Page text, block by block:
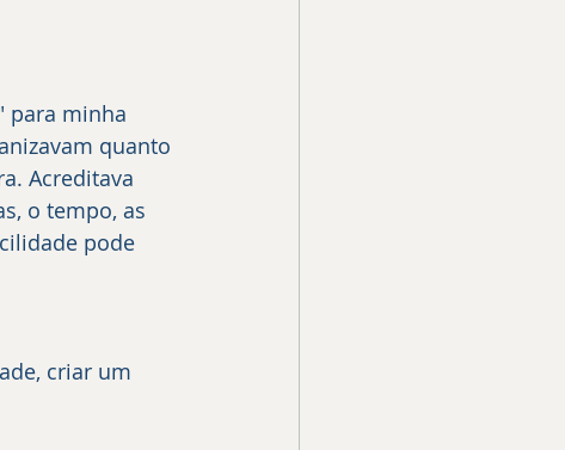
para minha
quanto
Acreditava
o tempo, as
pode
criar um